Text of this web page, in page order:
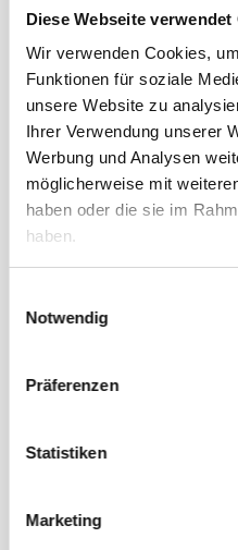
Diese Webseite verwendet
Wir verwenden Cookies,
Funktionen für soziale
unsere Website zu
Ihrer Verwendung unserer
Werbung und Analysen
möglicherweise mit
haben oder die sie im
haben.
Notwendig
Präferenzen
Statistiken
Marketing
Februar 2023
Januar 2023
Dezember 2022
November 2022
Oktober 2022
September 2022
August 2022